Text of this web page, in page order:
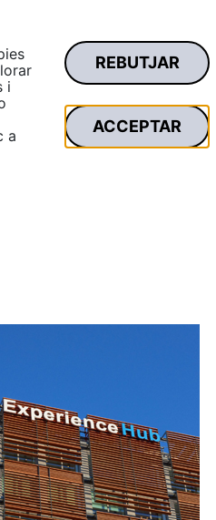
Àrea privada Cercar...
i
a
REBUTJAR
ACCEPTAR